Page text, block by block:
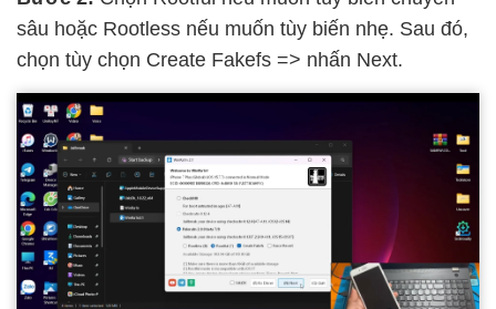
sâu hoặc Rootless nếu muốn tùy biến nhẹ. Sau đó,
chọn tùy chọn Create Fakefs => nhấn Next.